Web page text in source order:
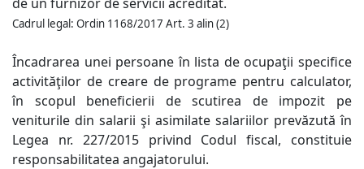
Cadrul legal: Ordin 1168/2017 Art. 3 alin (2)
Încadrarea unei persoane în lista de ocupaţii specifice
activităţilor de creare de programe pentru calculator,
în scopul beneficierii de scutirea de impozit pe
veniturile din salarii şi asimilate salariilor prevăzută în
Legea nr. 227/2015 privind Codul fiscal, constituie
responsabilitatea angajatorului.